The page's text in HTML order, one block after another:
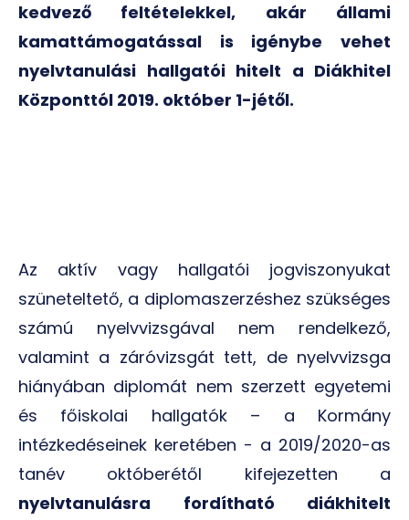
kedvező feltételekkel, akár állami
kamattámogatással is igénybe vehet
nyelvtanulási hallgatói hitelt a Diákhitel
Központtól 2019. október 1-jétől.
Az aktív vagy hallgatói jogviszonyukat
szüneteltető, a diplomaszerzéshez szükséges
számú nyelvvizsgával nem rendelkező,
valamint a záróvizsgát tett, de nyelvvizsga
hiányában diplomát nem szerzett egyetemi
és főiskolai hallgatók – a Kormány
intézkedéseinek keretében - a 2019/2020-as
tanév októberétől kifejezetten a
nyelvtanulásra fordítható diákhitelt